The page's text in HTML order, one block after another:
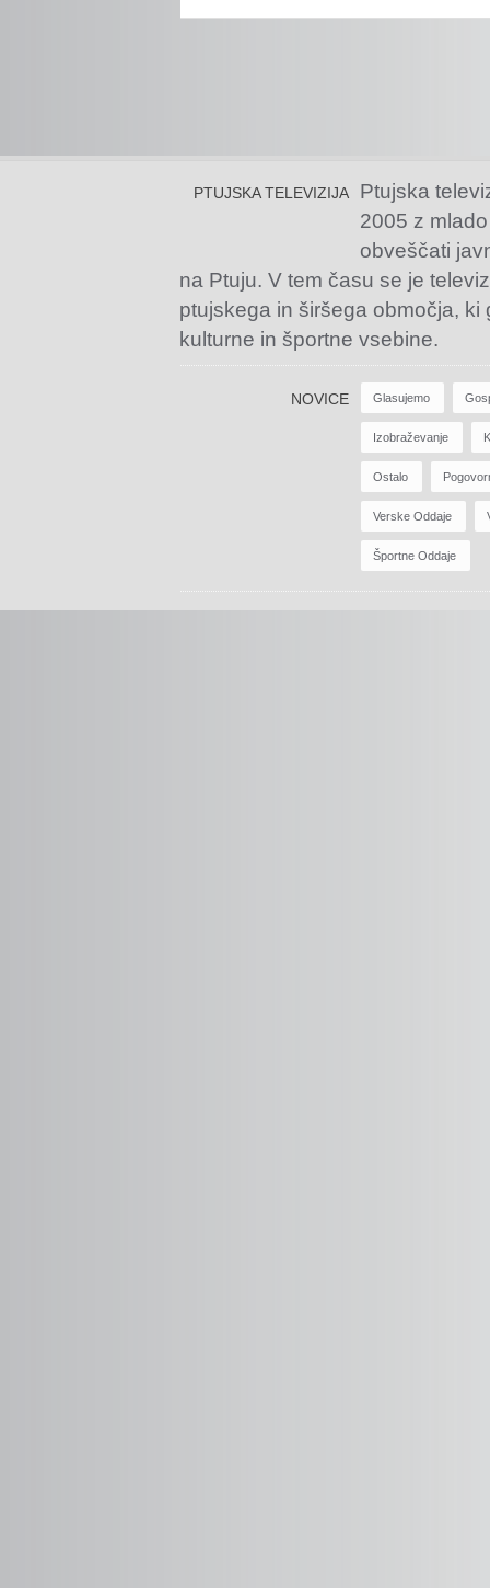
PTUJSKA TELEVIZIJA
Ptujska
2005 z
obveščati
na Ptuju. V tem času se je
ptujskega in širšega območja,
kulturne in športne vsebine.
NOVICE Glasujemo
Izobraževanje
Ostalo
Verske Oddaje
Športne Oddaje